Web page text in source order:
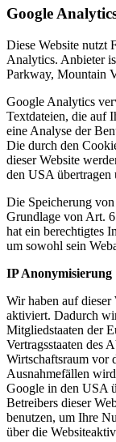
Google
Diese Website nutzt
Analytics. Anbieter
Parkway, Mountain
Google Analytics
Textdateien, die auf
eine Analyse der
Die durch den
dieser Website
den USA übertragen
Die Speicherung
Grundlage von Art.
hat ein berechtigtes
um sowohl sein
IP Anonymisierung
Wir haben auf
aktiviert. Dadurch
Mitgliedstaaten der
Vertragsstaaten des
Wirtschaftsraum vor
Ausnahmefällen
Google in den USA
Betreibers dieser
benutzen, um Ihre
über die